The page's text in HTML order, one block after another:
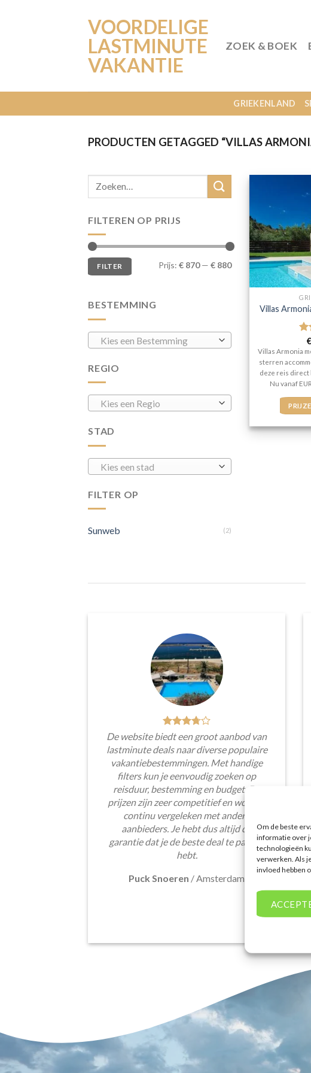
Om de beste
informatie over
technologieën
verwerken. Als
invloed hebben
VOORDELIGE
LASTMINUTE
VAKANTIE
ZOEK & BOEK
GRIEKENLAND
PRODUCTEN GETAGGED “VILLAS
FILTEREN OP PRIJS
Min.
prijs
Max.
prijsFILTER Prijs: € 870— € 880
BESTEMMING
Kies een Bestemming
REGIO
Kies een Regio
STAD
Kies een stad
FILTER OP
Sunweb (2)
Villas
4
€
Villas Armonia
sterren
deze reis direct
Nu vanaf
De website biedt een groot aanbod van
lastminute deals naar diverse populaire
vakantiebestemmingen. Met handige
filters kun je eenvoudig zoeken op
reisduur, bestemming en budget. De
prijzen zijn zeer competitief en worden
continu vergeleken met andere
aanbieders. Je hebt dus altijd de
garantie dat je de beste deal te pakken
hebt.
Puck Snoeren / Amsterdam